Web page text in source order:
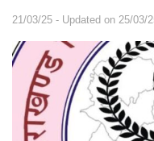
21/03/25 - Updated on 25/03/